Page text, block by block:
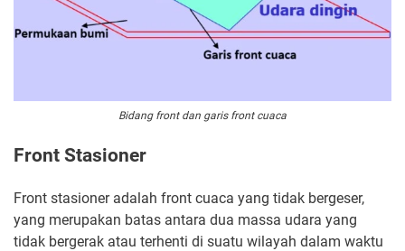
Bidang front dan garis front cuaca
Front Stasioner
Front stasioner adalah front cuaca yang tidak bergeser,
yang merupakan batas antara dua massa udara yang
tidak bergerak atau terhenti di suatu wilayah dalam waktu